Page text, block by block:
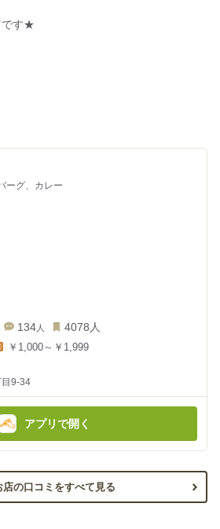
です★
ーグ、カレー
134人 4078 人
￥1,000～￥1,999
目9-34
アプリで開く
店の口コミをすべて見る